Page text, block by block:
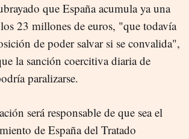
que España acumula ya una
23 millones de euros, "que todavía
de poder salvar si se convalida",
la sanción coercitiva diaria de
paralizarse.
será responsable de que sea el
de España del Tratado